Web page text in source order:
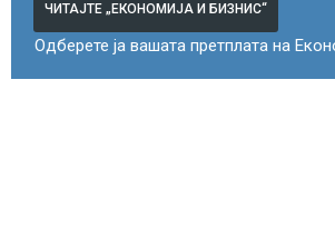
ЧИТАЈТЕ „ЕКОНОМИЈА И БИЗНИС“
Одберете ја вашата претплата на